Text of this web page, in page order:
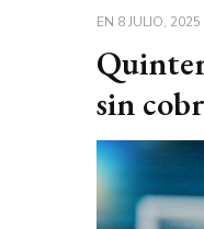
EN 8 JULIO, 2025
sin